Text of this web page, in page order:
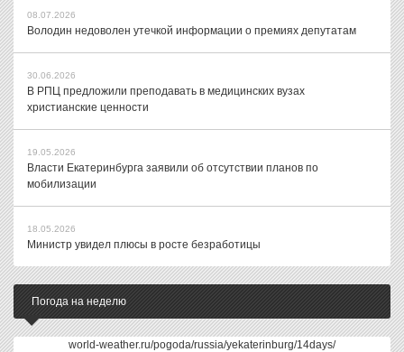
08.07.2026
Володин недоволен утечкой информации о премиях депутатам
30.06.2026
В РПЦ предложили преподавать в медицинских вузах
христианские ценности
19.05.2026
Власти Екатеринбурга заявили об отсутствии планов по
мобилизации
18.05.2026
Министр увидел плюсы в росте безработицы
Погода на неделю
world-weather.ru/pogoda/russia/yekaterinburg/14days/